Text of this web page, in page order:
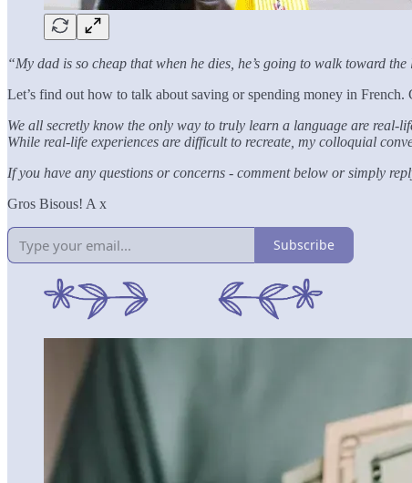
“My dad is so cheap that when he dies, he’s going to walk toward
Let’s find out how to talk about saving or spending money in French.
We all secretly know the only way to truly learn a language are real-
While real-life experiences are difficult to recreate, my colloquial
If you have any questions or concerns - comment below or simply
Gros Bisous! A x
Subscribe